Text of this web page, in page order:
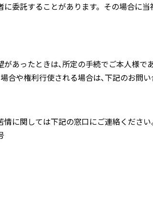
委託することがあります。その場合に
あったときは､所定の手続でご本人様で
合や権利行使される場合は､下記のお問
に関しては下記の窓口にご連絡ください